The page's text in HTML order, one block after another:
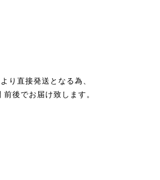
り直接発送となる為、
後でお届け致します。